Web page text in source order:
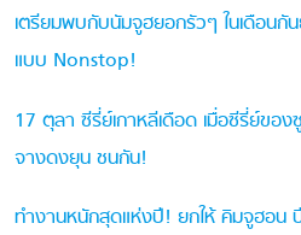
เตรียมพบกับนัมจูฮยอกรัวๆ ในเดือนกั
แบบ Nonstop!
17 ตุลา ซีรี่ย์เกาหลีเดือด เมื่อซีรี่ย์ขอ
จางดงยุน ชนกัน!
ทำงานหนักสุดแห่งปี! ยกให้ คิมจูฮอน